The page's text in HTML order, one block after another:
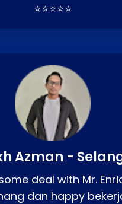
⭐⭐⭐⭐⭐
Azman -
deal with Mr.
dan happy